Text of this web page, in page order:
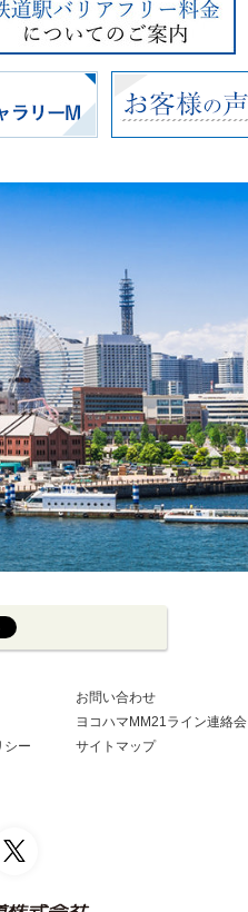
お問い合わせ
ヨコハマMM21ライン連絡会
シー サイトマップ